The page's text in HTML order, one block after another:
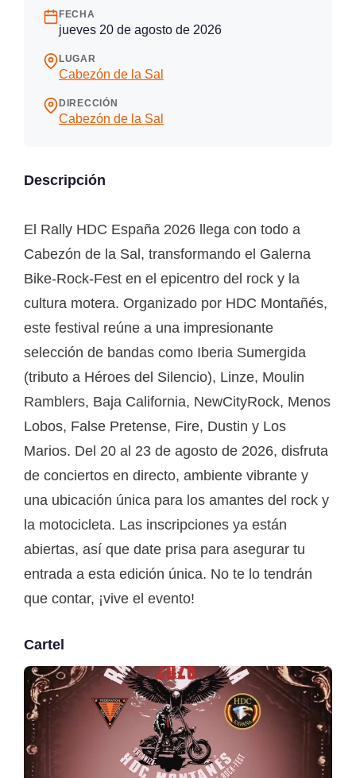
FECHA
jueves 20 de agosto de 2026
LUGAR
Cabezón de la Sal
DIRECCIÓN
Cabezón de la Sal
Descripción
El Rally HDC España 2026 llega con todo a
Cabezón de la Sal, transformando el Galerna
Bike-Rock-Fest en el epicentro del rock y la
cultura motera. Organizado por HDC Montañés,
este festival reúne a una impresionante
selección de bandas como Iberia Sumergida
(tributo a Héroes del Silencio), Linze, Moulin
Ramblers, Baja California, NewCityRock, Menos
Lobos, False Pretense, Fire, Dustin y Los
Marios. Del 20 al 23 de agosto de 2026, disfruta
de conciertos en directo, ambiente vibrante y
una ubicación única para los amantes del rock y
la motocicleta. Las inscripciones ya están
abiertas, así que date prisa para asegurar tu
entrada a esta edición única. No te lo tendrán
que contar, ¡vive el evento!
Cartel